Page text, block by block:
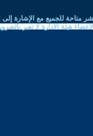
متاحة للجميع مع الإشارة إلى
هيئة الادارة لا تعبر